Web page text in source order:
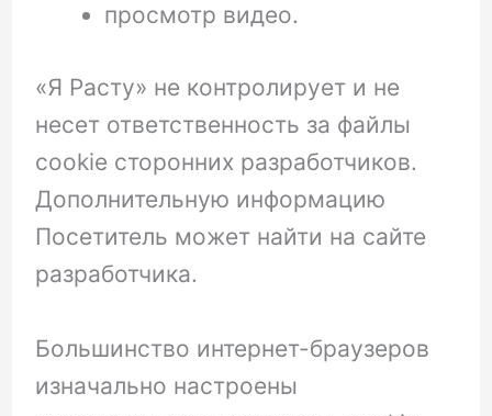
просмотр видео.
«Я Расту» не контролирует и не
несет ответственность за файлы
cookie сторонних разработчиков.
Дополнительную информацию
Посетитель может найти на сайте
разработчика.
Большинство интернет-браузеров
изначально настроены